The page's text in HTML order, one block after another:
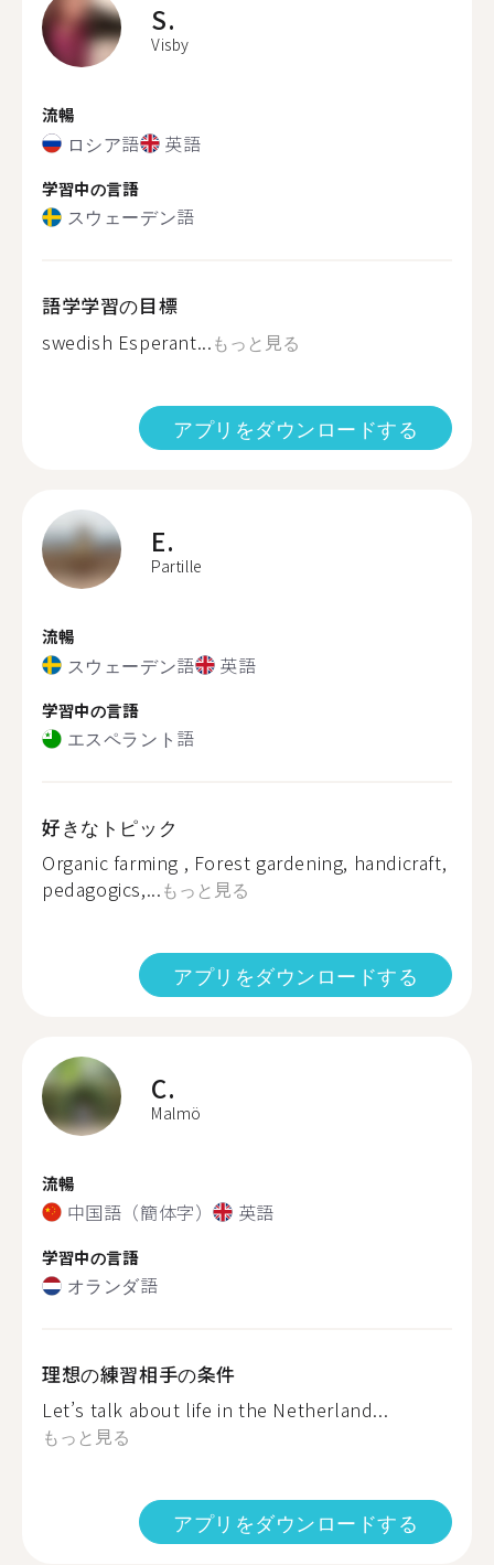
S.
Visby
流暢
ロシア語 英語
学習中の言語
スウェーデン語
語学学習の目標
swedish Esperant...もっと見る
アプリをダウンロードする
E.
Partille
流暢
スウェーデン語 英語
学習中の言語
エスペラント語
好きなトピック
Organic farming , Forest gardening, handicraft,
pedagogics,...もっと見る
アプリをダウンロードする
C.
Malmö
流暢
中国語（簡体字） 英語
学習中の言語
オランダ語
理想の練習相手の条件
Let’s talk about life in the Netherland...
もっと見る
アプリをダウンロードする